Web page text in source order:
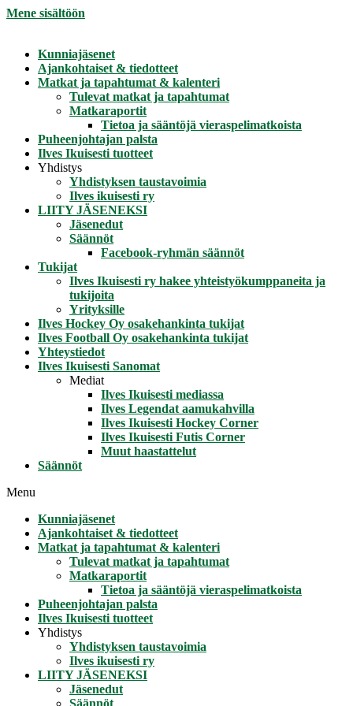
Mene sisältöön
Kunniajäsenet
Ajankohtaiset & tiedotteet
Matkat ja tapahtumat & kalenteri
Tulevat matkat ja tapahtumat
Matkaraportit
Tietoa ja sääntöjä vieraspelimatkoista
Puheenjohtajan palsta
Ilves Ikuisesti tuotteet
Yhdistys
Yhdistyksen taustavoimia
Ilves ikuisesti ry
LIITY JÄSENEKSI
Jäsenedut
Säännöt
Facebook-ryhmän säännöt
Tukijat
Ilves Ikuisesti ry hakee yhteistyökumppaneita ja
tukijoita
Yrityksille
Ilves Hockey Oy osakehankinta tukijat
Ilves Football Oy osakehankinta tukijat
Yhteystiedot
Ilves Ikuisesti Sanomat
Mediat
Ilves Ikuisesti mediassa
Ilves Legendat aamukahvilla
Ilves Ikuisesti Hockey Corner
Ilves Ikuisesti Futis Corner
Muut haastattelut
Säännöt
Menu
Kunniajäsenet
Ajankohtaiset & tiedotteet
Matkat ja tapahtumat & kalenteri
Tulevat matkat ja tapahtumat
Matkaraportit
Tietoa ja sääntöjä vieraspelimatkoista
Puheenjohtajan palsta
Ilves Ikuisesti tuotteet
Yhdistys
Yhdistyksen taustavoimia
Ilves ikuisesti ry
LIITY JÄSENEKSI
Jäsenedut
Säännöt